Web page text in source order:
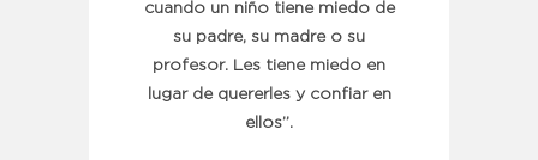
cuando un niño tiene miedo de
su padre, su madre o su
profesor. Les tiene miedo en
lugar de quererles y confiar en
ellos”.